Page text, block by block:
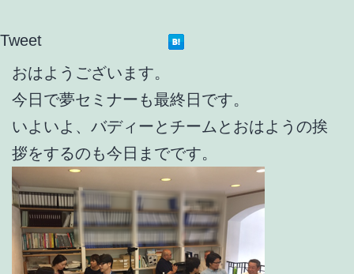
Tweet
おはようございます。
今日で夢セミナーも最終日です。
いよいよ、バディーとチームとおはようの挨
拶をするのも今日までです。